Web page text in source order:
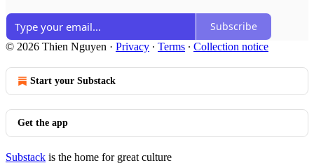
Subscribe
© 2026 Thien Nguyen · Privacy ∙ Terms ∙ Collection notice
Start your Substack
Get the app
Substack is the home for great culture